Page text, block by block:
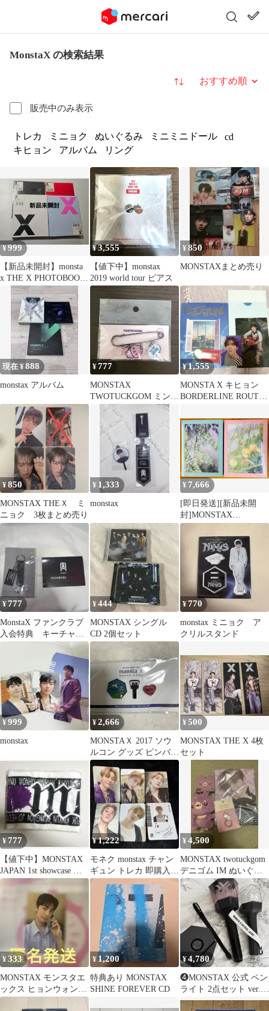
MonstaX の検索結果
販売中のみ表示
並び替え
トレカ ミニョク ぬいぐるみ ミニミニドール
cd
キヒョン
アルバム リング
¥999
【新品未開封】monsta
x THE X PHOTOBOOK
4枚セット
¥3,555
【値下中】monstax
2019 world tour ピアス
¥850
MONSTAXまとめ売り
現在 ¥888
monstax アルバム
¥777
MONSTAX
TWOTUCKGOM ミンゴ
ム ブローチ
¥1,555
MONSTA X キヒョン
BORDERLINE ROUTE
¥850
MONSTAX THEＸ ミ
ニョク 3枚まとめ売り
¥ 1,333
monstax
¥ 7,666
[即日発送][新品未開
封]MONSTAX
PHOTOBOOK 2種セッ
¥777
MonstaX ファンクラブ
入会特典 キーチャー
ム メッセージカー
¥444
MONSTAX シングル
CD 2個セット
¥770
monstax ミニョク ア
クリルスタンド
¥999
monstax
¥2,666
MONSTAＸ 2017 ソウ
ルコン グッズ ピンバッ
ジ
¥500
MONSTAX THE X 4枚
セット
¥777
【値下中】MONSTAX
JAPAN 1st showcase タ
オル
¥1,222
モネク monstax チャン
ギュン トレカ 即購入
⭕️
¥4,500
MONSTAX twotuckgom
デニゴム IM ぬいぐる
み スマホリング
¥333
MONSTAX モンスタエ
ックス ヒョンウォン
THE X
¥1,200
特典あり MONSTAX
SHINE FOREVER CD
¥4,780
❹MONSTAX 公式 ペン
ライト 2点セット ver.1
ver.2